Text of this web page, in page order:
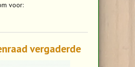
voor:
vergaderde